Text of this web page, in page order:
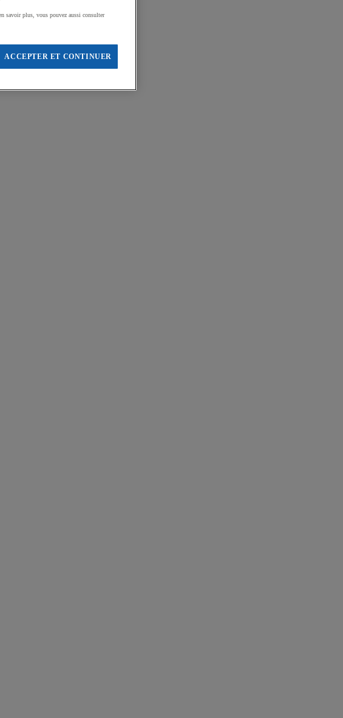
savoir plus, vous pouvez aussi consulter
ACCEPTER ET CONTINUER